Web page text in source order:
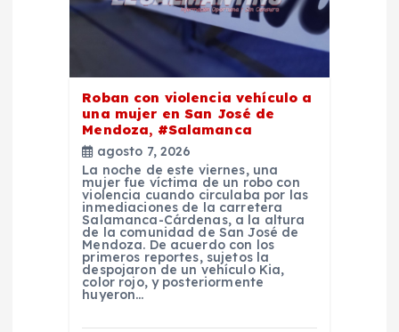
Roban con violencia vehículo a
una mujer en San José de
Mendoza, #Salamanca
agosto 7, 2026
La noche de este viernes, una
mujer fue víctima de un robo con
violencia cuando circulaba por las
inmediaciones de la carretera
Salamanca-Cárdenas, a la altura
de la comunidad de San José de
Mendoza. De acuerdo con los
primeros reportes, sujetos la
despojaron de un vehículo Kia,
color rojo, y posteriormente
huyeron…